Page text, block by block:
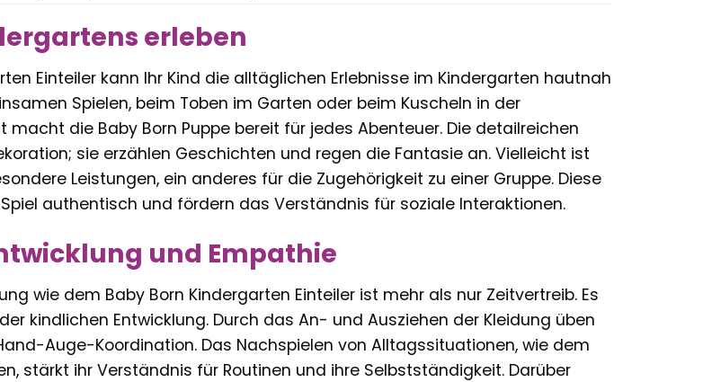
erleben
Einteiler kann Ihr Kind die alltäglichen Erlebnisse im Kindergarten hautnah
Spielen, beim Toben im Garten oder beim Kuscheln in der
die Baby Born Puppe bereit für jedes Abenteuer. Die detailreichen
sie erzählen Geschichten und regen die Fantasie an. Vielleicht ist
Leistungen, ein anderes für die Zugehörigkeit zu einer Gruppe. Diese
authentisch und fördern das Verständnis für soziale Interaktionen.
und Empathie
wie dem Baby Born Kindergarten Einteiler ist mehr als nur Zeitvertreib. Es
kindlichen Entwicklung. Durch das An- und Ausziehen der Kleidung üben
Auge-Koordination. Das Nachspielen von Alltagssituationen, wie dem
stärkt ihr Verständnis für Routinen und ihre Selbstständigkeit. Darüber